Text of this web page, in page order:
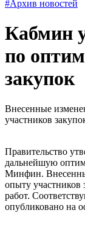
#Архив новостей
Кабмин
по
закупок
Внесенные
участников
Правительство
дальнейшую
Минфин.
опыту участников
работ.
опубликовано на